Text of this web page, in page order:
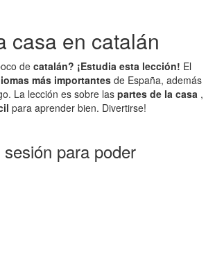
casa en catalán
de catalán? ¡Estudia esta lección! El
más importantes de España, además
La lección es sobre las partes de la casa ,
para aprender bien. Divertirse!
para poder